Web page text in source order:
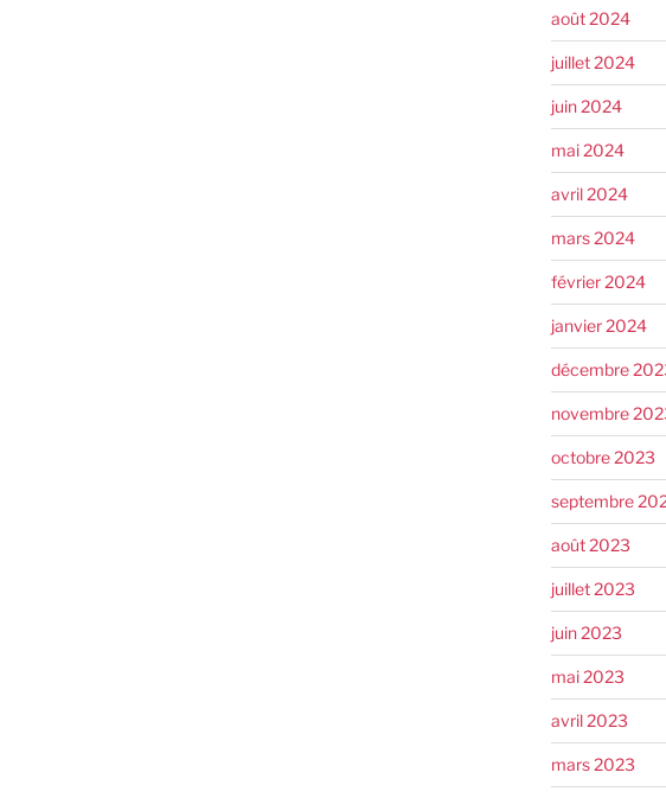
août 2024
juillet 2024
juin 2024
mai 2024
avril 2024
mars 2024
février 2024
janvier 2024
décembre
novembre
octobre 2023
septembre
août 2023
juillet 2023
juin 2023
mai 2023
avril 2023
mars 2023